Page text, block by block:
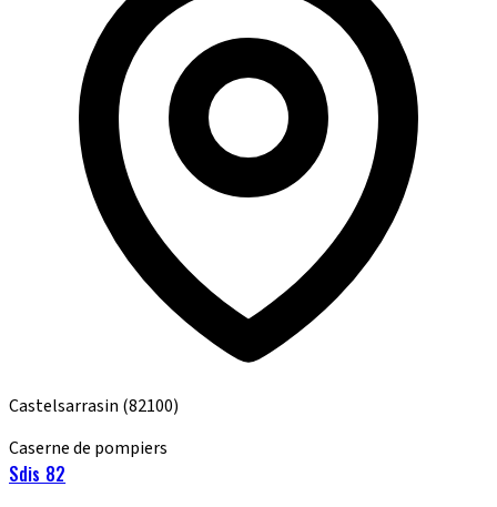
Castelsarrasin (82100)
Caserne de pompiers
Sdis 82